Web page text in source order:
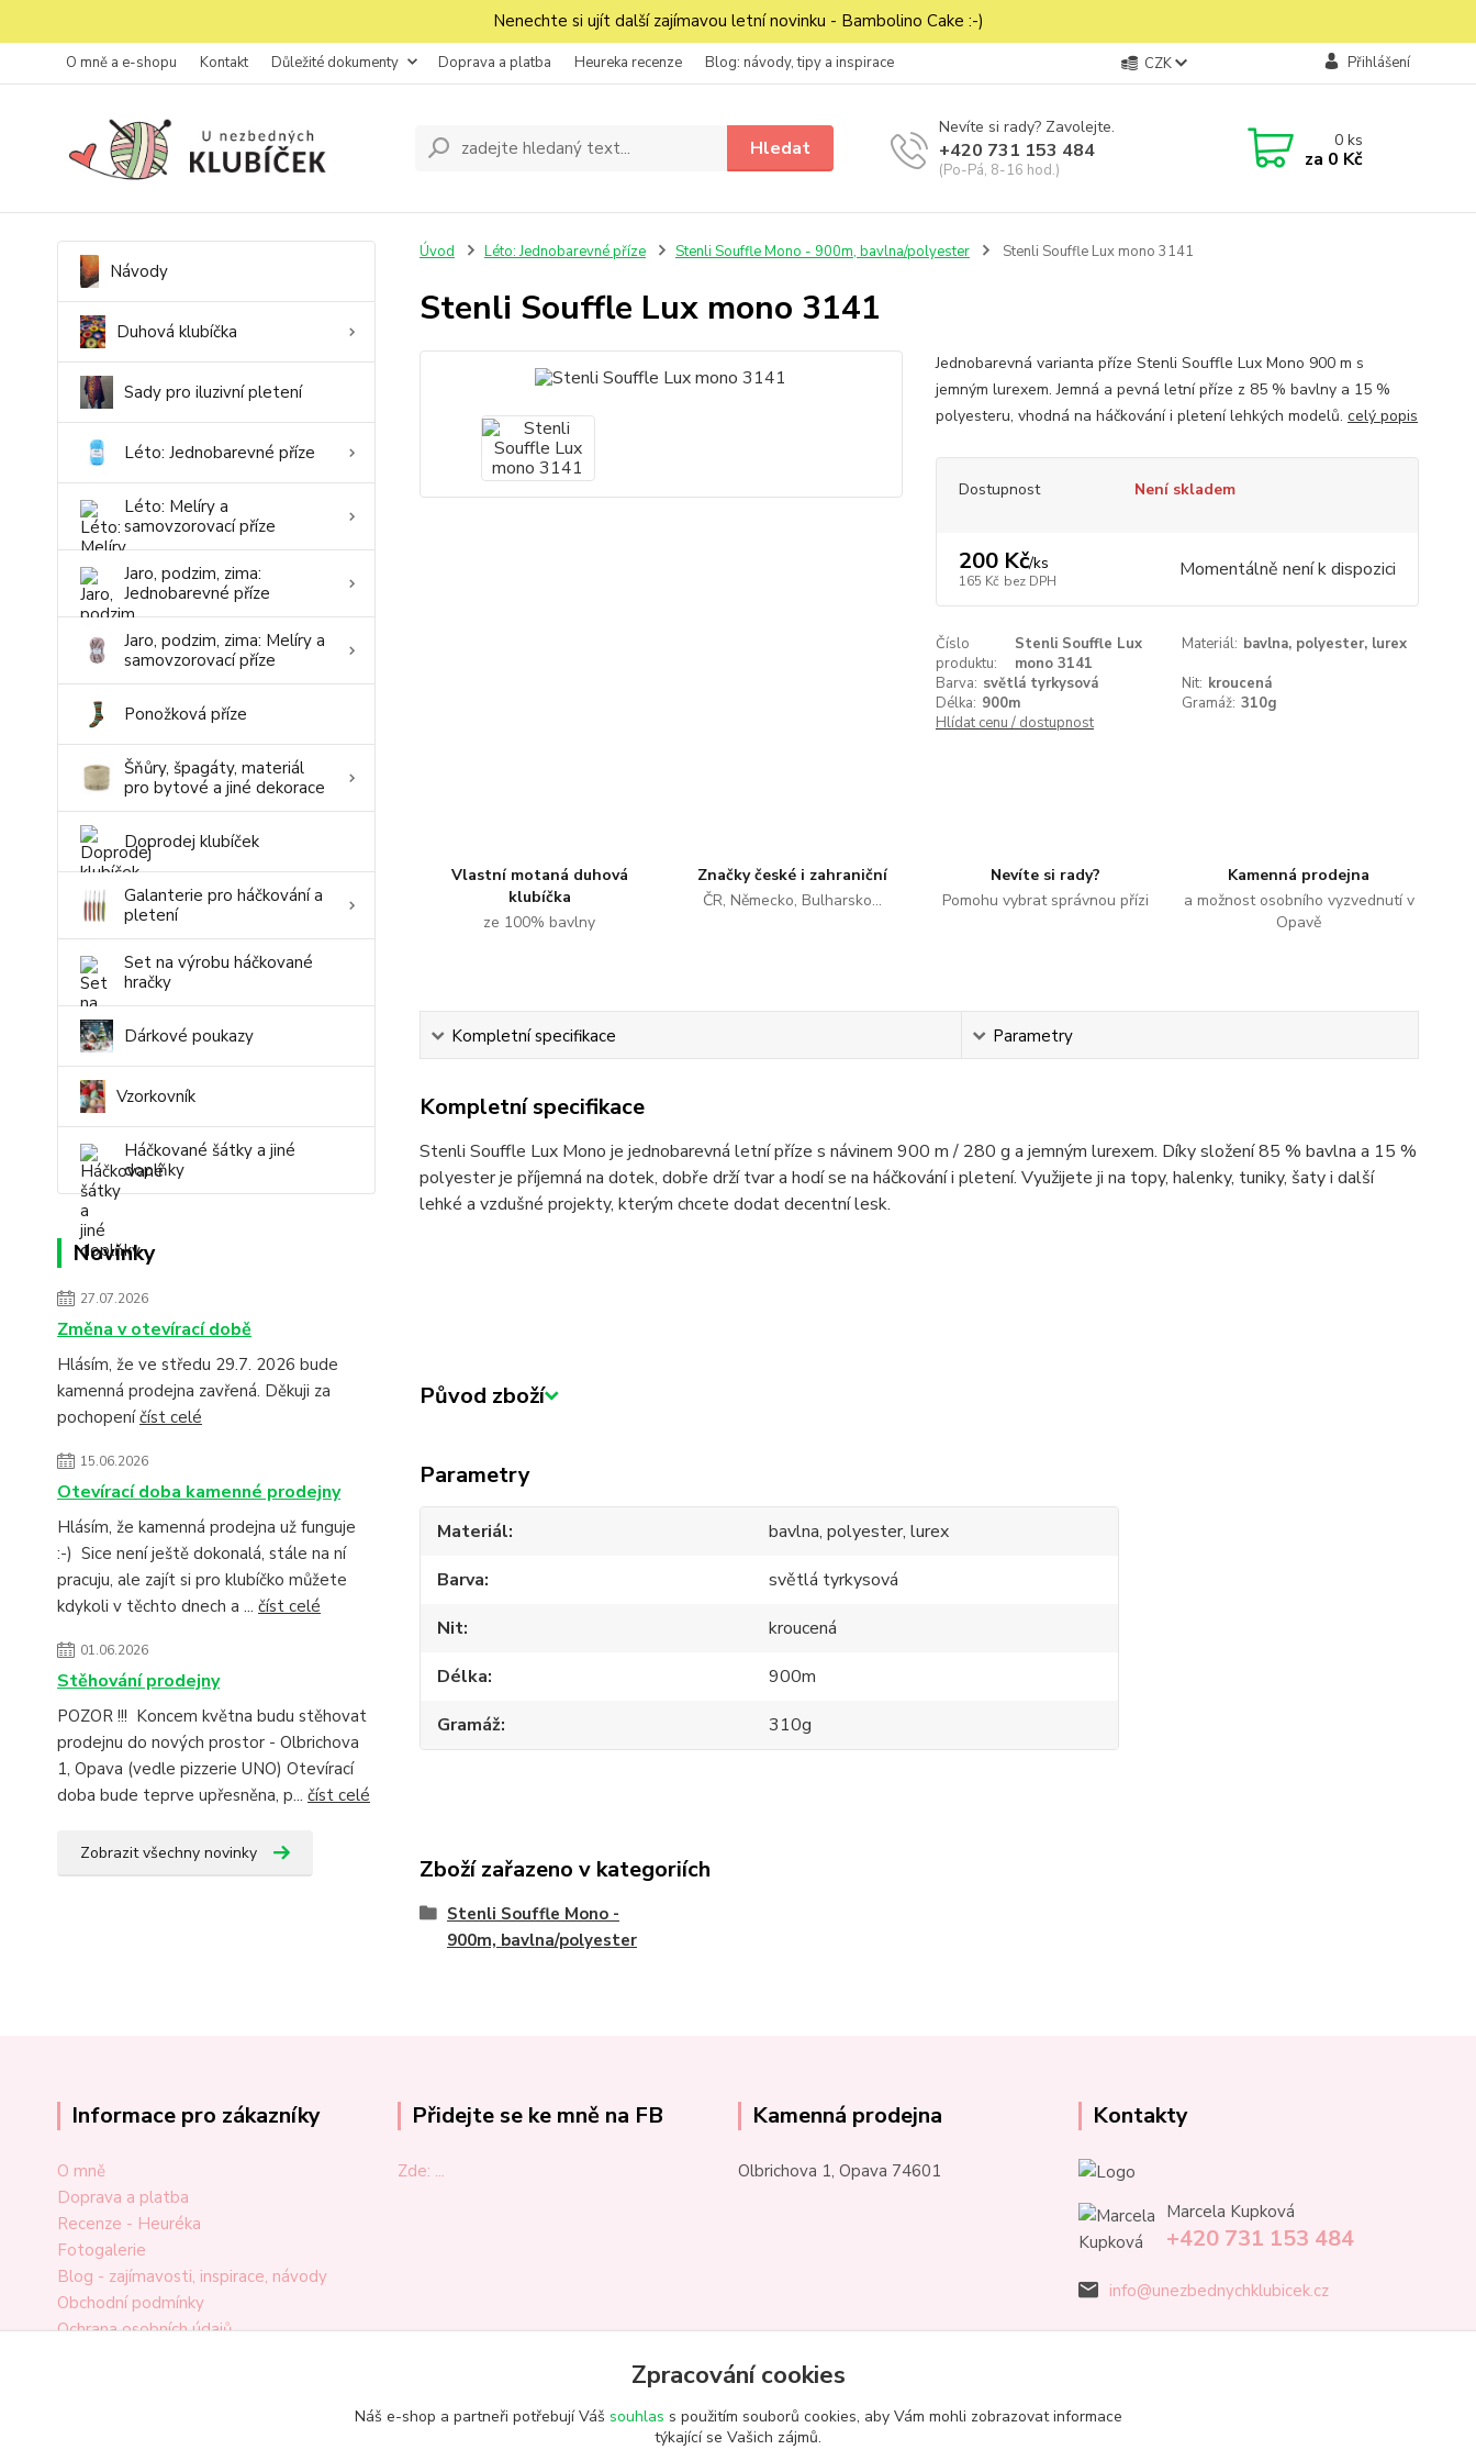
Nenechte si ujít další zajímavou letní novinku - Bambolino Cake :-)
O mně a e-shopu Kontakt Důležité dokumenty Doprava a platba Heureka recenze Blog: návody, tipy a inspirace CZK Přihlášení
Hledat
Nevíte si rady? Zavolejte.
+420 731 153 484
(Po-Pá, 8-16 hod.)
0ks
za 0 Kč
Návody
Duhová klubíčka
Sady pro iluzivní pletení
Léto: Jednobarevné příze
Léto: Melíry a
samovzorovací příze
Jaro, podzim, zima:
Jednobarevné příze
Jaro, podzim, zima: Melíry a
samovzorovací příze
Ponožková příze
Šňůry, špagáty, materiál
pro bytové a jiné dekorace
Doprodej klubíček
Galanterie pro háčkování a
pletení
Set na výrobu háčkované
hračky
Dárkové poukazy
Vzorkovník
Háčkované šátky a jiné
doplňky
Novinky
27.07.2026
Změna v otevírací době
Hlásím, že ve středu 29.7. 2026 bude
kamenná prodejna zavřená. Děkuji za
pochopeníčíst celé
15.06.2026
Otevírací doba kamenné prodejny
Hlásím, že kamenná prodejna už funguje
:-) Sice není ještě dokonalá, stále na ní
pracuju, ale zajít si pro klubíčko můžete
kdykoli v těchto dnech a ... číst celé
01.06.2026
Stěhování prodejny
POZOR !!! Koncem května budu stěhovat
prodejnu do nových prostor - Olbrichova
1, Opava (vedle pizzerie UNO) Otevírací
doba bude teprve upřesněna, p... číst celé
Zobrazit všechny novinky
Úvod Léto: Jednobarevné příze Stenli Souffle Mono - 900m, bavlna/polyester Stenli Souffle Lux mono 3141
Stenli Souffle Lux mono 3141
Jednobarevná varianta příze Stenli Souffle Lux Mono 900 m s
jemným lurexem. Jemná a pevná letní příze z 85 % bavlny a 15 %
polyesteru, vhodná na háčkování i pletení lehkých modelů. celý popis
Dostupnost Není skladem
200 Kč/ks
165 Kč bez DPH Momentálně není k dispozici
Číslo
produktu:
Stenli Souffle Lux
mono 3141
Materiál: bavlna, polyester, lurex
Barva: světlá tyrkysová Nit: kroucená
Délka: 900m Gramáž: 310g
Hlídat cenu / dostupnost
Vlastní motaná duhová
klubíčka
ze 100% bavlny
Značky české i zahraniční
ČR, Německo, Bulharsko...
Nevíte si rady?
Pomohu vybrat správnou přízi
Kamenná prodejna
a možnost osobního vyzvednutí v
Opavě
Kompletní specifikace Parametry
Kompletní specifikace
Stenli Souffle Lux Mono je jednobarevná letní příze s návinem 900 m / 280 g a jemným lurexem. Díky složení 85 % bavlna a 15 %
polyester je příjemná na dotek, dobře drží tvar a hodí se na háčkování i pletení. Využijete ji na topy, halenky, tuniky, šaty i další
lehké a vzdušné projekty, kterým chcete dodat decentní lesk.
Původ zboží
Parametry
Materiál
bavlna, polyester, lurex
Barva
světlá tyrkysová
Nit
kroucená
Délka
900m
Gramáž
310g
Zboží zařazeno v kategoriích
Stenli Souffle Mono -
900m, bavlna/polyester
Informace pro zákazníky
O mně
Doprava a platba
Recenze - Heuréka
Fotogalerie
Blog - zajímavosti, inspirace, návody
Obchodní podmínky
Ochrana osobních údajů
Přidejte se ke mně na FB
Zde: ...
Kamenná prodejna
Olbrichova 1, Opava 74601
Kontakty
Marcela Kupková
+420 731 153 484
info@unezbednychklubicek.cz
Zpracování cookies
Náš e-shop a partneři potřebují Váš souhlas s použitím souborů cookies, aby Vám mohli zobrazovat informace
týkající se Vašich zájmů.